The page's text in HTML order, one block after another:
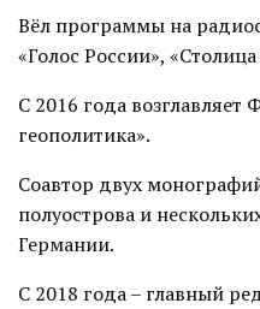
Вёл программы на
«Голос России»,
С 2016 года
геополитика».
Соавтор двух
полуострова и
Германии.
С 2018 года – главный